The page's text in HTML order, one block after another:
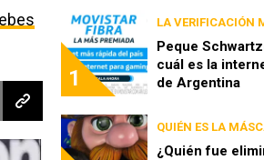
1
LA VERIFICACIÓN
Peque
cuál es la
de Argentina
QUIÉN ES LA
¿Quién fue